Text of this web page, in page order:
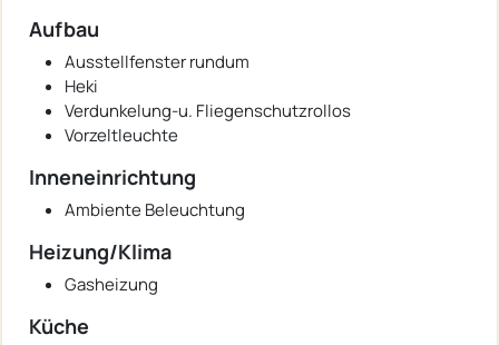
Aufbau
Ausstellfenster rundum
Heki
Verdunkelung-u. Fliegenschutzrollos
Vorzeltleuchte
Inneneinrichtung
Ambiente Beleuchtung
Heizung/Klima
Gasheizung
Küche